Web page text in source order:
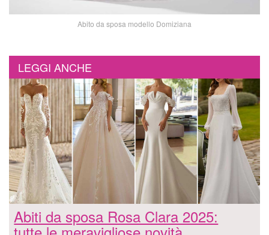
Abito da sposa modello Domiziana
LEGGI ANCHE
Abiti da sposa Rosa Clara 2025: